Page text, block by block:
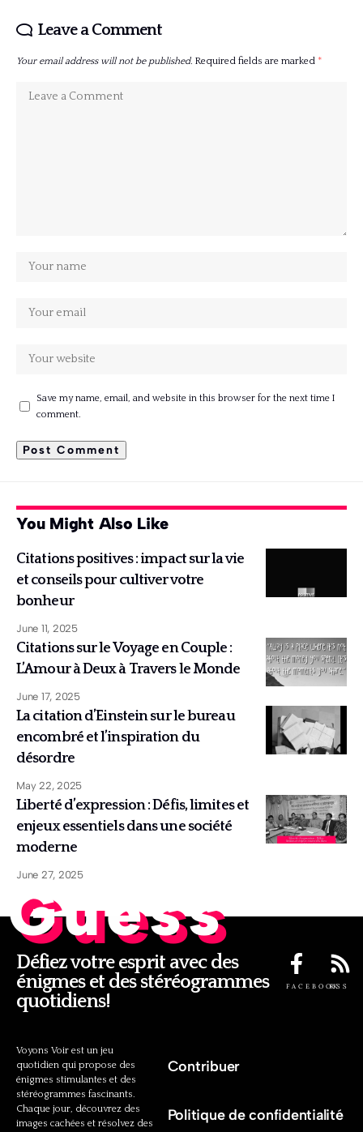
Leave a Comment
Your email address will not be published. Required fields are marked *
Save my name, email, and website in this browser for the next time I
comment.
You Might Also Like
Citations positives : impact sur la vie
et conseils pour cultiver votre
bonheur
June 11, 2025
Citations sur le Voyage en Couple :
L’Amour à Deux à Travers le Monde
June 17, 2025
La citation d’Einstein sur le bureau
encombré et l’inspiration du
désordre
May 22, 2025
Liberté d’expression : Défis, limites et
enjeux essentiels dans une société
moderne
June 27, 2025
Guess
Défiez votre esprit avec des
énigmes et des stéréogrammes
quotidiens!
FACEBOOKRSS
Voyons Voir est un jeu
quotidien qui propose des
énigmes stimulantes et des
stéréogrammes fascinants.
Chaque jour, découvrez des
images cachées et résolvez des
Contribuer
Politique de confidentialité